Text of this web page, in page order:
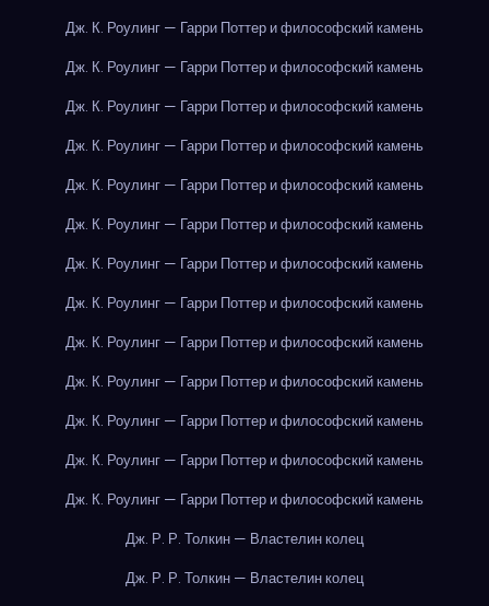
Дж. К. Роулинг — Гарри Поттер и философский камень
Дж. К. Роулинг — Гарри Поттер и философский камень
Дж. К. Роулинг — Гарри Поттер и философский камень
Дж. К. Роулинг — Гарри Поттер и философский камень
Дж. К. Роулинг — Гарри Поттер и философский камень
Дж. К. Роулинг — Гарри Поттер и философский камень
Дж. К. Роулинг — Гарри Поттер и философский камень
Дж. К. Роулинг — Гарри Поттер и философский камень
Дж. К. Роулинг — Гарри Поттер и философский камень
Дж. К. Роулинг — Гарри Поттер и философский камень
Дж. К. Роулинг — Гарри Поттер и философский камень
Дж. К. Роулинг — Гарри Поттер и философский камень
Дж. К. Роулинг — Гарри Поттер и философский камень
Дж. Р. Р. Толкин — Властелин колец
Дж. Р. Р. Толкин — Властелин колец